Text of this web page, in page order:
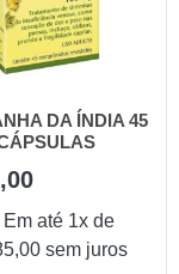
DA ÍNDIA 45
Em até 1x de
sem juros